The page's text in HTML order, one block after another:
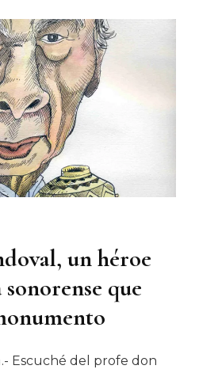
un héroe
que
Escuché del profe don